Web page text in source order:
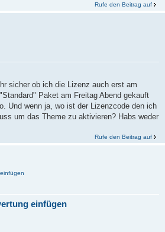
Rufe den Beitrag auf
sicher ob ich die Lizenz auch erst am
Paket am Freitag Abend gekauft
Und wenn ja, wo ist der Lizenzcode den ich
um das Theme zu aktivieren? Habs weder
Rufe den Beitrag auf
einfügen